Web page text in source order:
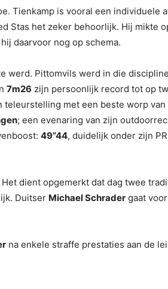
Tienkamp is vooral een individuele
Stas het zeker behoorlijk. Hij mikte
daarvoor nog op schema.
werd. Pittomvils werd in die
7m26 zijn persoonlijk record tot op
teleurstelling met een beste worp van
; een evenaring van zijn
49”44, duidelijk onder zijn
Het dient opgemerkt dat dag twee
Duitser Michael Schrader gaat
na enkele straffe prestaties aan de